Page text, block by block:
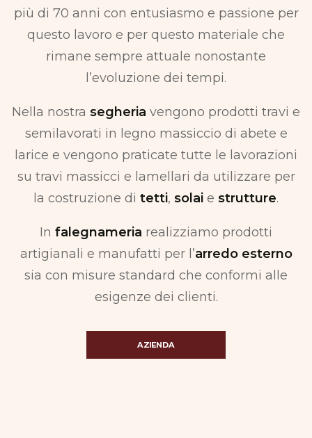
più di 70 anni con entusiasmo e passione per
questo lavoro e per questo materiale che
rimane sempre attuale nonostante
l’evoluzione dei tempi.
Nella nostra segheria vengono prodotti travi e
semilavorati in legno massiccio di abete e
larice e vengono praticate tutte le lavorazioni
su travi massicci e lamellari da utilizzare per
la costruzione di tetti, solai e strutture.
In falegnameria realizziamo prodotti
artigianali e manufatti per l’arredo esterno
sia con misure standard che conformi alle
esigenze dei clienti.
AZIENDA